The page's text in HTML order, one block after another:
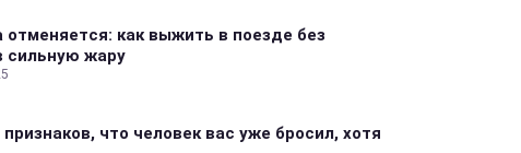
отменяется: как выжить в поезде без
сильную жару
что человек вас уже бросил, хотя